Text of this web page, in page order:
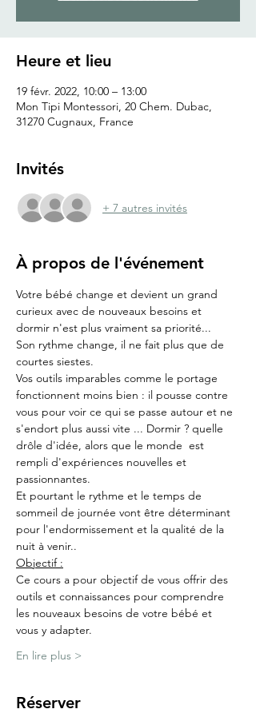
Heure et lieu
19 févr. 2022, 10:00 – 13:00
Mon Tipi Montessori, 20 Chem. Dubac,
31270 Cugnaux, France
Invités
+ 7 autres invités
À propos de l'événement
Votre bébé change et devient un grand
curieux avec de nouveaux besoins et
dormir n'est plus vraiment sa priorité...
Son rythme change, il ne fait plus que de
courtes siestes.
Vos outils imparables comme le portage
fonctionnent moins bien : il pousse contre
vous pour voir ce qui se passe autour et ne
s'endort plus aussi vite ... Dormir ? quelle
drôle d'idée, alors que le monde  est
rempli d'expériences nouvelles et
passionnantes.
Et pourtant le rythme et le temps de
sommeil de journée vont être déterminant
pour l'endormissement et la qualité de la
nuit à venir..
Objectif :
Ce cours a pour objectif de vous offrir des
outils et connaissances pour comprendre
les nouveaux besoins de votre bébé et
vous y adapter.
En lire plus >
Réserver